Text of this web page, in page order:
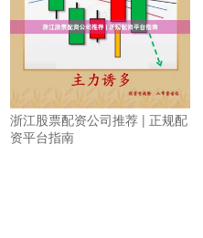
浙江股票配资公司推荐 | 正规配
资平台指南